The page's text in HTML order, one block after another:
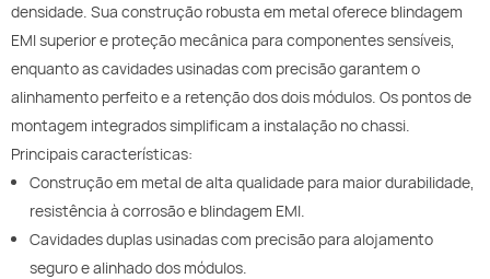
densidade. Sua construção robusta em metal oferece blindagem
EMI superior e proteção mecânica para componentes sensíveis,
enquanto as cavidades usinadas com precisão garantem o
alinhamento perfeito e a retenção dos dois módulos. Os pontos de
montagem integrados simplificam a instalação no chassi.
Principais características:
Construção em metal de alta qualidade para maior durabilidade,
resistência à corrosão e blindagem EMI.
Cavidades duplas usinadas com precisão para alojamento
seguro e alinhado dos módulos.